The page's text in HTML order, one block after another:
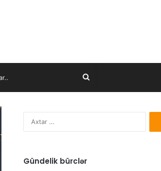
Axtar..
Gündelik bürclər